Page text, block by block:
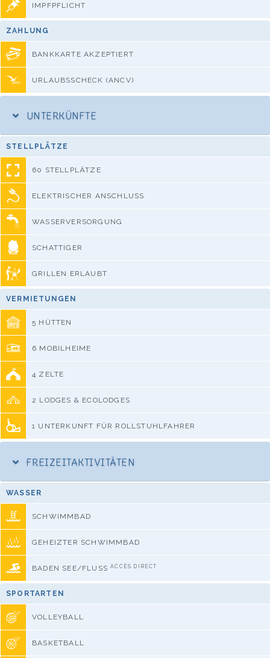
IMPFPFLICHT
ZAHLUNG
BANKKARTE AKZEPTIERT
URLAUBSSCHECK (ANCV)
UNTERKÜNFTE
STELLPLÄTZE
60 STELLPLÄTZE
ELEKTRISCHER ANSCHLUSS
WASSERVERSORGUNG
SCHATTIGER
GRILLEN ERLAUBT
VERMIETUNGEN
5 HÜTTEN
6 MOBILHEIME
4 ZELTE
2 LODGES & ECOLODGES
1 UNTERKUNFT FÜR ROLLSTUHLFAHRER
FREIZEITAKTIVITÄTEN
WASSER
SCHWIMMBAD
GEHEIZTER SCHWIMMBAD
BADEN SEE/FLUSSACCÈS DIRECT
SPORTARTEN
VOLLEYBALL
BASKETBALL